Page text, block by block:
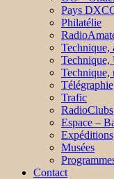
Pays
Philatélie
Technique,
Technique,
Technique,
Trafic
RadioClubs
Espace –
Musées
Contact